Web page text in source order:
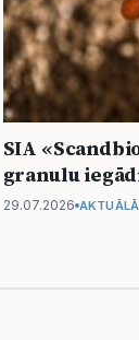
SIA
granulu
29.07.2026